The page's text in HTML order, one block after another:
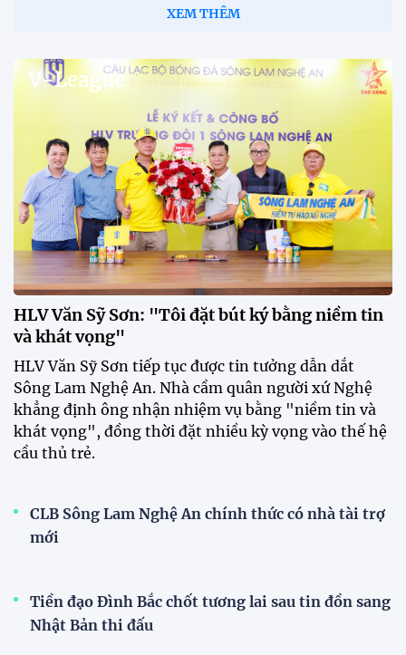
ASEAN Cup 2026
Dàn sao U23 Việt Nam hội quân
trong mưa, sẵn sàng cho chiến
dịch ASIAD 2026
11:28 29/07/2026
Dàn sao U23 Việt Nam hội quân,
sẵn sàng chinh phục ASIAD
2026
Đội tuyển Việt Nam được tiếp
thêm sức mạnh trước trận gặp
17:17 27/07/2026